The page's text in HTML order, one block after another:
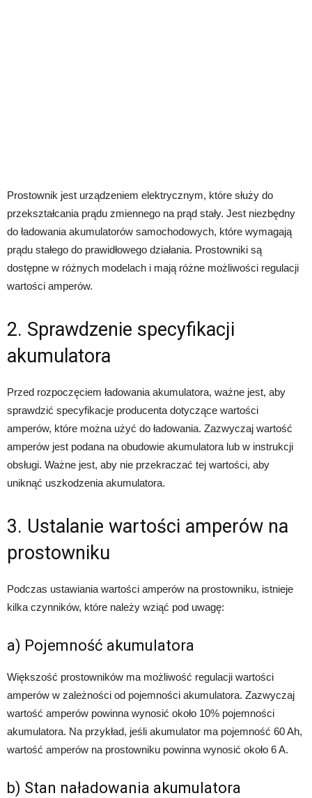
Prostownik jest urządzeniem elektrycznym, które służy do
przekształcania prądu zmiennego na prąd stały. Jest niezbędny
do ładowania akumulatorów samochodowych, które wymagają
prądu stałego do prawidłowego działania. Prostowniki są
dostępne w różnych modelach i mają różne możliwości regulacji
wartości amperów.
2. Sprawdzenie specyfikacji
akumulatora
Przed rozpoczęciem ładowania akumulatora, ważne jest, aby
sprawdzić specyfikacje producenta dotyczące wartości
amperów, które można użyć do ładowania. Zazwyczaj wartość
amperów jest podana na obudowie akumulatora lub w instrukcji
obsługi. Ważne jest, aby nie przekraczać tej wartości, aby
uniknąć uszkodzenia akumulatora.
3. Ustalanie wartości amperów na
prostowniku
Podczas ustawiania wartości amperów na prostowniku, istnieje
kilka czynników, które należy wziąć pod uwagę:
a) Pojemność akumulatora
Większość prostowników ma możliwość regulacji wartości
amperów w zależności od pojemności akumulatora. Zazwyczaj
wartość amperów powinna wynosić około 10% pojemności
akumulatora. Na przykład, jeśli akumulator ma pojemność 60 Ah,
wartość amperów na prostowniku powinna wynosić około 6 A.
b) Stan naładowania akumulatora